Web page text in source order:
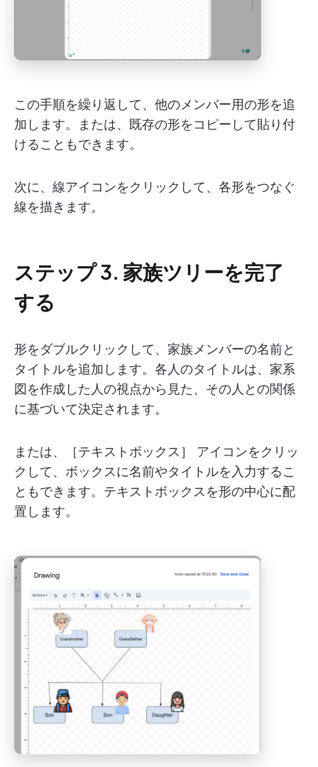
この手順を繰り返して、他のメンバー用の形を追
加します。または、既存の形をコピーして貼り付
けることもできます。
次に、線アイコンをクリックして、各形をつなぐ
線を描きます。
ステップ 3. 家族ツリーを完了
する
形をダブルクリックして、家族メンバーの名前と
タイトルを追加します。各人のタイトルは、家系
図を作成した人の視点から見た、その人との関係
に基づいて決定されます。
または、［テキストボックス］ アイコンをクリッ
クして、ボックスに名前やタイトルを入力するこ
ともできます。テキストボックスを形の中心に配
置します。